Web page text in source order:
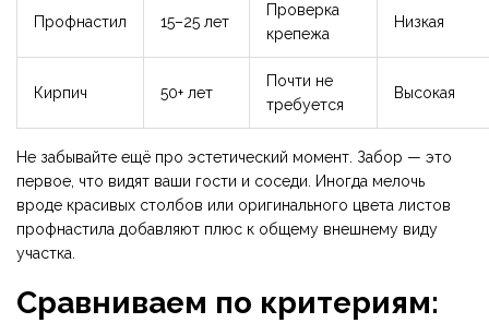
Профнастил 15–25 лет
Проверка
крепежа
Низкая
Кирпич 50+ лет
Почти не
требуется
Высокая
Не забывайте ещё про эстетический момент. Забор — это
первое, что видят ваши гости и соседи. Иногда мелочь
вроде красивых столбов или оригинального цвета листов
профнастила добавляют плюс к общему внешнему виду
участка.
Сравниваем по критериям: